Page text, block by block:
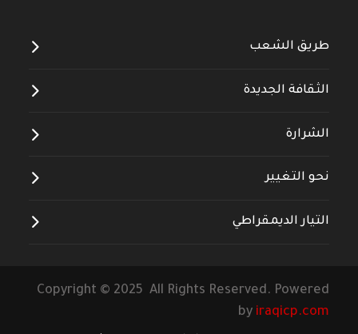
طريق الشعب
الثقافة الجديدة
الشرارة
نحو التغيير
التيار الديمقراطي
Copyright © 2025 All Rights Reserved. Powered
by iraqicp.com